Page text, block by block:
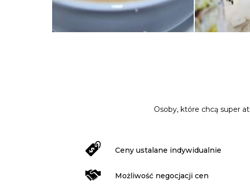
Osoby, które chcą super
Ceny ustalane indywidualnie
Możliwość negocjacji cen